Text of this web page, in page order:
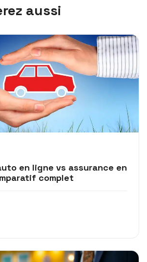
aussi
en ligne vs assurance en
complet